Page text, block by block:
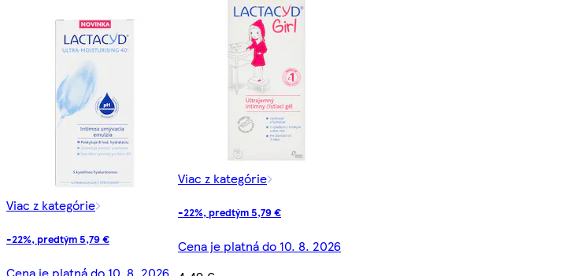
Viac z kategórie
-22%, predtým 5,79 €
Viac z kategórie
-22%, predtým 5,79 €
Cena je platná do 10. 8. 2026